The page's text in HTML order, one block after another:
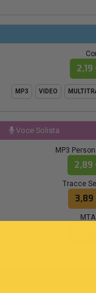
2,19
MP3 VIDEO
Voce Solista
MP3
2,89
Tracce
3,89